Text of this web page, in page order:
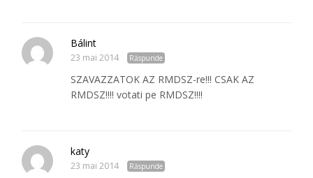
Bálint
23 mai 2014 Răspunde
SZAVAZZATOK AZ RMDSZ-re!!! CSAK AZ
RMDSZ!!!! votati pe RMDSZ!!!!
katy
23 mai 2014 Răspunde